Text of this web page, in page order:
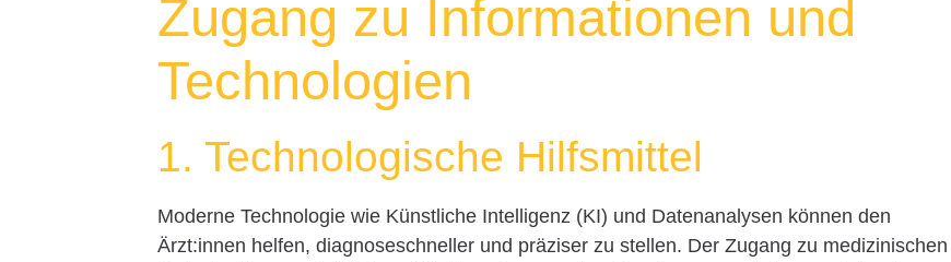
Zugang zu Informationen und
Technologien
1. Technologische Hilfsmittel
Moderne Technologie wie Künstliche Intelligenz (KI) und Datenanalysen können den
Ärzt:innen helfen, diagnoseschneller und präziser zu stellen. Der Zugang zu medizinischen